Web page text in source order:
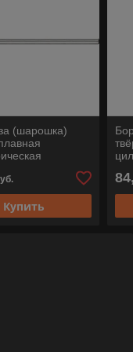
(шарошка)
ZYA 0313/3
75, Pferd
Купить
Z3